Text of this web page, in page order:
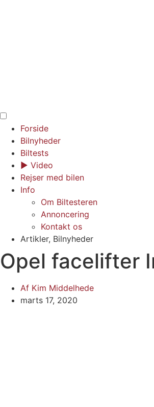
Forside
Bilnyheder
Biltests
▶︎ Video
Rejser med bilen
Info
Om Biltesteren
Annoncering
Kontakt os
Artikler, Bilnyheder
Opel facelifter
Af Kim Middelhede
marts 17, 2020